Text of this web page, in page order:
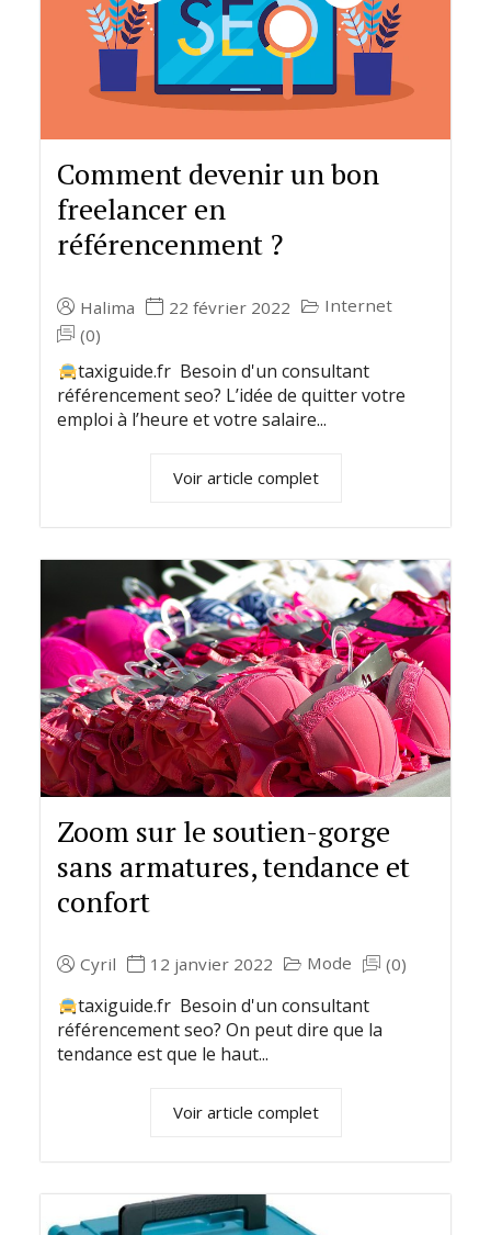
Comment devenir un bon
freelancer en
référencenment ?
Halima 22 février 2022
Internet
(0)
taxiguide.fr Besoin d'un consultant
référencement seo? L’idée de quitter votre
emploi à l’heure et votre salaire...
Voir article complet
Zoom sur le soutien-gorge
sans armatures, tendance et
confort
Cyril 12 janvier 2022 Mode (0)
taxiguide.fr Besoin d'un consultant
référencement seo? On peut dire que la
tendance est que le haut...
Voir article complet